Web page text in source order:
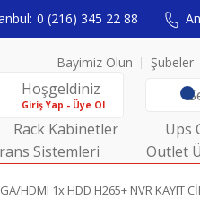
0 (216) 345 22 88
Bayimiz Olun Şubeler
Hoşgeldiniz
Giriş Yap - Üye Ol
Rack Kabinetler
Ups
Sistemleri
Outlet
HDMI 1x HDD H265+ NVR KAYIT